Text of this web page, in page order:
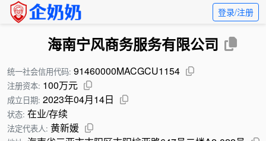
登录/注册
海南宁风商务服务有限公司
统一社会信用代码: 91460000MACGCU1154
注册资本: 100万元
成立日期: 2023年04月14日
状态: 在业/存续
法定代表人: 黄新媛